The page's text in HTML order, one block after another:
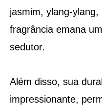
jasmim, ylang-
fragrância emana
sedutor.
Além disso, sua
impressionante,